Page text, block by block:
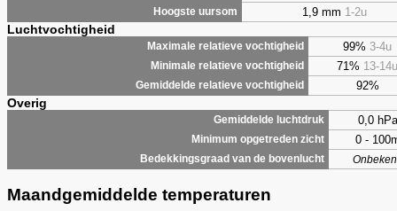
Hoogste uursom 1,9 mm 1-2u
Luchtvochtigheid
Maximale relatieve vochtigheid 99% 3-4u
Minimale relatieve vochtigheid 71% 13-14u
Gemiddelde relatieve vochtigheid 92%
Overig
Gemiddelde luchtdruk 0,0 hPa
Minimum opgetreden zicht 0 -
Bedekkingsgraad van de bovenlucht
Maandgemiddelde temperaturen